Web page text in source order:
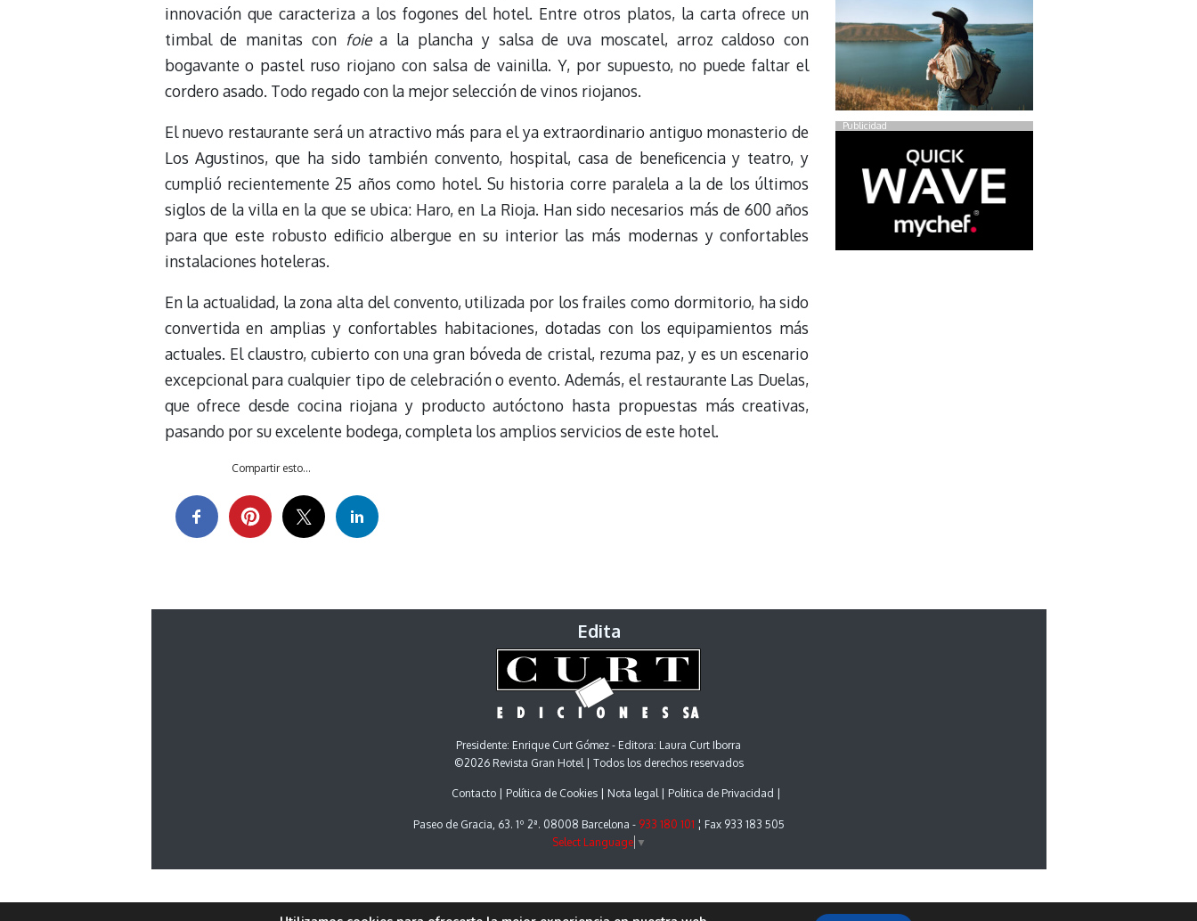
innovación que caracteriza a los fogones del hotel. Entre otros platos, la carta ofrece un
timbal de manitas con foiea la plancha y salsa de uva moscatel, arroz caldoso con
bogavante o pastel ruso riojano con salsa de vainilla. Y, por supuesto, no puede faltar el
cordero asado. Todo regado con la mejor selección de vinos riojanos.
El nuevo restaurante será un atractivo más para el ya extraordinario antiguo monasterio de
Los Agustinos, que ha sido también convento, hospital, casa de beneficencia y teatro, y
cumplió recientemente 25 años como hotel. Su historia corre paralela a la de los últimos
siglos de la villa en la que se ubica: Haro, en La Rioja. Han sido necesarios más de 600 años
para que este robusto edificio albergue en su interior las más modernas y confortables
instalaciones hoteleras.
En la actualidad, la zona alta del convento, utilizada por los frailes como dormitorio, ha sido
convertida en amplias y confortables habitaciones, dotadas con los equipamientos más
actuales. El claustro, cubierto con una gran bóveda de cristal, rezuma paz, y es un escenario
excepcional para cualquier tipo de celebración o evento. Además, el restaurante Las Duelas,
que ofrece desde cocina riojana y producto autóctono hasta propuestas más creativas,
pasando por su excelente bodega, completa los amplios servicios de este hotel.
Compartir esto...
Publicidad
Edita
Presidente: Enrique Curt Gómez - Editora: Laura Curt Iborra
©2026 Revista Gran Hotel | Todos los derechos reservados
Contacto Política de Cookies Nota legal Politica de Privacidad
Paseo de Gracia, 63. 1º 2ª. 08008 Barcelona - 933 180 101 ¦ Fax 933 183 505
Select Language ▼